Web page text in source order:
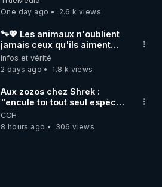
One day ago
2.6 k views
🐾💖 Les animaux n'oublient
jamais ceux qu'ils aiment…
🥹❤️
Infos et vérité
2 days ago
1.8 k views
Aux zozos chez Shrek :
"encule toi tout seul espèce
de mal polish"
CCH
8 hours ago
306 views